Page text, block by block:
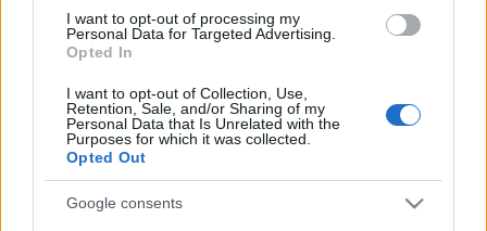
I want to opt-out of processing my
Personal Data for Targeted Advertising.
Opted In
I want to opt-out of Collection, Use,
Retention, Sale, and/or Sharing of my
Personal Data that Is Unrelated with the
Purposes for which it was collected.
Opted Out
Google consents
A színház legfontosabb tényezőjének, a közönségnek –
hiszen közönségként kezdi a későbbi színész, rendező és
tájékozottságra. A jó darabot a legrosszabb rendező a
leggyöngébb színészekkel a legbutább közönség
számára is élvezhetővé teszi. Nincs felmentés a
drámaíró számára, nem hivatkozhat a körülményekre,
a pénzhiányra, a rossz színészekre, a magamutogató